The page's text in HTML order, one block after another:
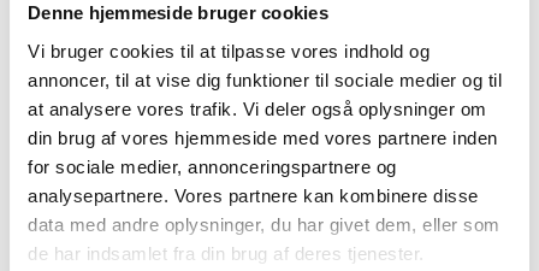
Denne hjemmeside bruger cookies
Vi bruger cookies til at tilpasse vores indhold og
annoncer, til at vise dig funktioner til sociale medier og til
at analysere vores trafik. Vi deler også oplysninger om
din brug af vores hjemmeside med vores partnere inden
for sociale medier, annonceringspartnere og
analysepartnere. Vores partnere kan kombinere disse
data med andre oplysninger, du har givet dem, eller som
de har indsamlet fra din brug af deres tjenester.
Tyske Strandkurve
Model Anholt
Model Anholt & Lübeck cover
Model Sylt
Model Sylt & Lübeck XL cover
Tilbehør til Strandkurve Anholt & Sylt
Model Fur
Model Rømø
Model Lübeck (Luksus)
Strandkurv cover I flere størrelser
Udendørs EL
Udendørs stikkontakter